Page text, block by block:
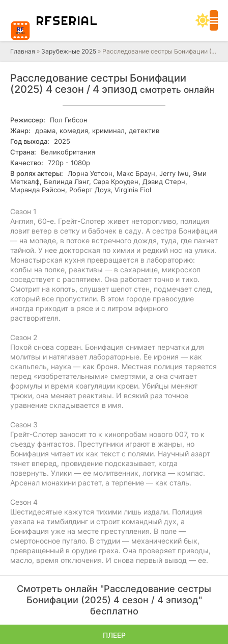
RFSERIAL
Главная » Зарубежные 2025 » Расследование сестры Бонифации (2025) 4 сезон / 4 эпизод
Расследование сестры Бонифации
(2025) 4 сезон / 4 эпизод смотреть онлайн
Режиссер:
Пол Гибсон
Жанр:
драма, комедия, криминал, детектив
Год выхода:
2025
Страна:
Великобритания
Качество:
720р - 1080р
В ролях актеры:
Лорна Уотсон, Макс Браун, Jerry Iwu, Эми
Меткалф, Белинда Лэнг, Сара Кроуден, Дэвид Стерн,
Миранда Рэйсон, Роберт Доуз, Virginia Fiol
Сезон 1
Англия, 60-е. Грейт-Слотер живет неторопливо, полиция
ловит ветер в сетку и бабочек в саду. А сестра Бонифация
— на мопеде, в потоке встречного дождя, туда, где пахнет
тайной. У нее докторская по химии и редкий нос на улики.
Монастырская кухня превращается в лабораторию:
колбы на полке, реактивы — в сахарнице, микроскоп
соседствует с распятием. Она работает точно и тихо.
Смотрит на копоть, слушает шепот стен, подмечает след,
который все пропустили. В этом городе правосудие
иногда приходит в рясе и с литром эфирного
растворителя.
Сезон 2
Покой снова сорван. Бонифация снимает перчатки для
молитвы и натягивает лабораторные. Ее ирония — как
скальпель, наука — как броня. Местная полиция теряется
перед «изобретательными» смертями, а она считает
формулы и время коагуляции крови. Убийцы меняют
трюки, она меняет реактивы. И всякий раз точное
уравнение складывается в имя.
Сезон 3
Грейт-Слотер заносит то к кинопробам нового 007, то к
съезду фантастов. Преступники играют в жанры, но
Бонифация читает их как текст с полями. Научный азарт
тянет вперед, провидение подсказывает, когда
повернуть. Улики — ее молитвенник, логика — компас.
Арсенал монахини растет, а терпение — как сталь.
Сезон 4
Шестидесятые кажутся тихими лишь издали. Полиция
уехала на тимбилдинг и строит командный дух, а
Бонифация уже на месте преступления. В поле —
смертоносное пугало. В студии — механический бык,
превращенный в орудие греха. Она проверяет приводы,
масло, время отключения. И снова первый вывод — ее.
Смотреть онлайн "Расследование сестры
Бонифации (2025) 4 сезон / 4 эпизод"
бесплатно
ПЛЕЕР